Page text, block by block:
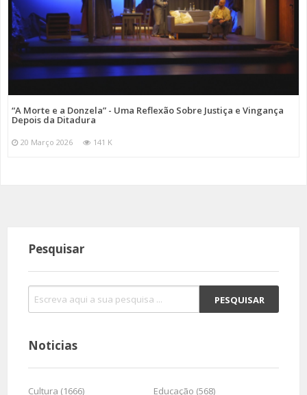
“A Morte e a Donzela” - Uma Reflexão Sobre Justiça e Vingança
Depois da Ditadura
20 Março 2026 141 K
Pesquisar
Noticias
Cultura (1666)
Educação (568)